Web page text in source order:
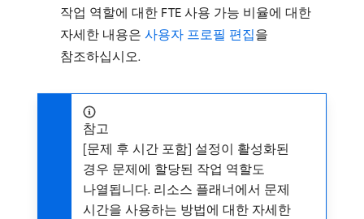
작업 역할에 대한 FTE 사용 가능 비율에 대한
자세한 내용은 사용자 프로필 편집을
참조하십시오.
참고
[문제 후 시간 포함] 설정이 활성화된
경우 문제에 할당된 작업 역할도
나열됩니다. 리소스 플래너에서 문제
시간을 사용하는 방법에 대한 자세한